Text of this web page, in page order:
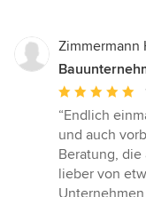
Zimmermann
Bewertung:
5
von
5
Sternen
“Endlich
und auch
Beratung,
lieber von